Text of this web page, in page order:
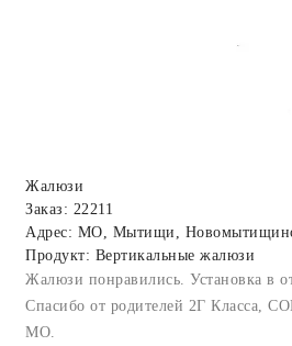
Жалюзи
Заказ: 22211
Адрес: МО, Мытищи,
Продукт: Вертикальные жалюзи
Жалюзи понравились. Установка в
Спасибо от родителей 2Г Класса,
МО.